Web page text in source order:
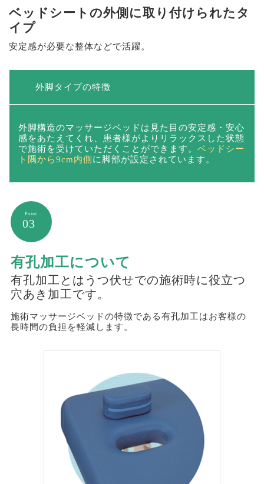
ベッドシートの外側に取り付けられたタ
イプ
安定感が必要な整体などで活躍。
外脚タイプの特徴
外脚構造のマッサージベッドは見た目の安定感・安心
感をあたえてくれ、患者様がよりリラックスした状態
で施術を受けていただくことができます。 ベッドシー
ト隅から9cm内側 に脚部が設定されています。
03
有孔加工について
有孔加工とはうつ伏せでの施術時に役立つ
穴あき加工です。
施術マッサージベッドの特徴である有孔加工はお客様の
長時間の負担を軽減します。